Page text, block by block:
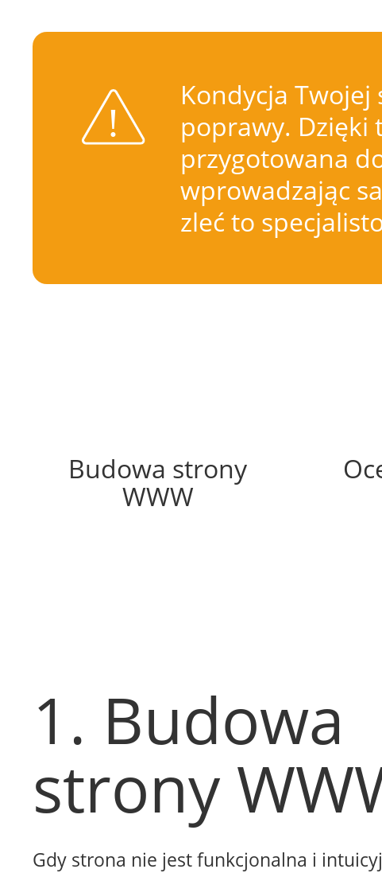
Kondycja
poprawy. Dzięki
przygotowana
wprowadzając
zleć to
Budowa strony
WWW
1. Budowa
strony
Gdy strona nie jest funkcjonalna i